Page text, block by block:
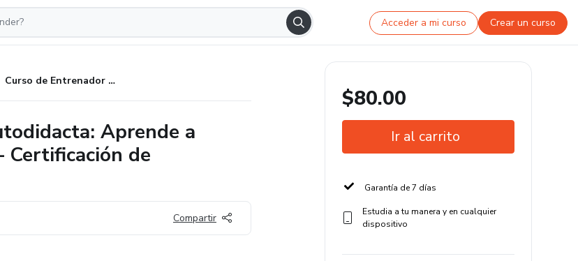
Acceder a mi curso Crear un curso
Curso de Entrenador de Newcom Autodidacta: Aprende a Enseñar, Entrenar y Dirigir Equipos – Certificación de Participación Avalada
Aprende a
Certificación de
Compartir
$80.00
Ir al carrito
Garantía de 7 días
Estudia a tu manera y en cualquier
dispositivo